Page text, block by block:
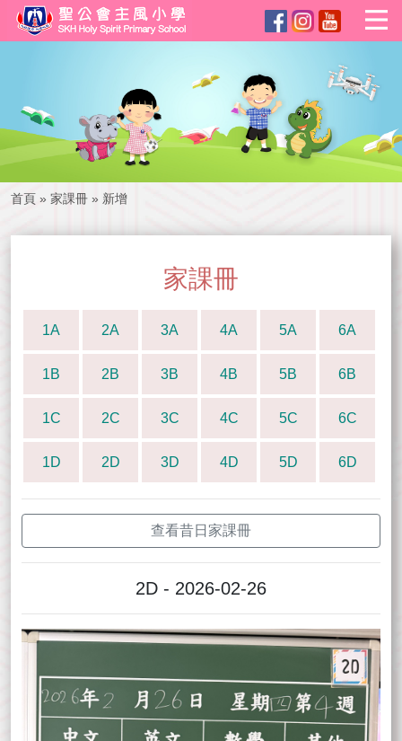
首頁 » 家課冊 » 新增
家課冊
1A 2A 3A 4A 5A 6A
1B 2B 3B 4B 5B 6B
1C 2C 3C 4C 5C 6C
1D 2D 3D 4D 5D 6D
查看昔日家課冊
2D - 2026-02-26